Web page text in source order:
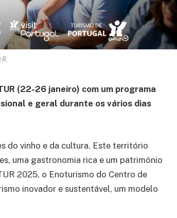
(22-26 janeiro) com um programa
e geral durante os vários dias
do vinho e da cultura. Este território
uma gastronomia rica e um património
2025, o Enoturismo do Centro de
inovador e sustentável, um modelo